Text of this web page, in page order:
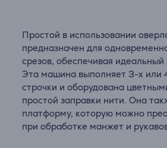
Простой в использовании
предназначен для
срезов, обеспечивая
Эта машина выполняет 3-х или
строчки и оборудована
простой заправки нити. Она
платформу, которую можно
при обработке манжет и